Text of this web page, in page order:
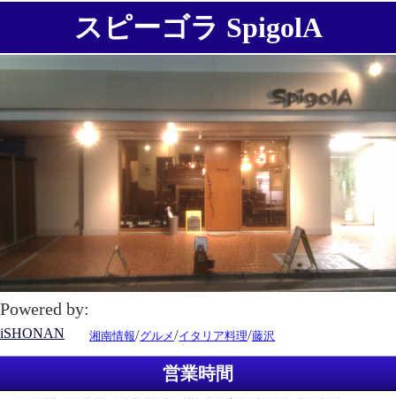
スピーゴラ SpigolA
Powered by:
iSHONAN 湘南情報/グルメ/イタリア料理/藤沢
営業時間